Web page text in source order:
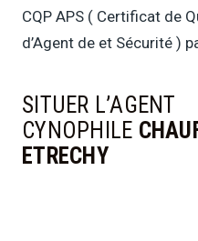
CQP APS ( Certificat de
d’Agent de et Sécurité )
SITUER L’AGENT
CYNOPHILE
ETRECHY